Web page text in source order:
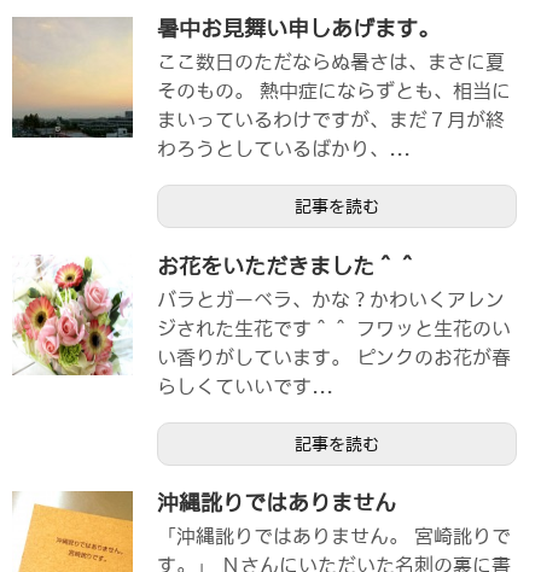
暑中お見舞い申しあげます。
ここ数日のただならぬ暑さは、まさに夏
そのもの。 熱中症にならずとも、相当に
まいっているわけですが、まだ７月が終
わろうとしているばかり、...
記事を読む
お花をいただきました＾＾
バラとガーベラ、かな？かわいくアレン
ジされた生花です＾＾ フワッと生花のい
い香りがしています。 ピンクのお花が春
らしくていいです...
記事を読む
沖縄訛りではありません
「沖縄訛りではありません。 宮崎訛りで
す。」 Ｎさんにいただいた名刺の裏に書